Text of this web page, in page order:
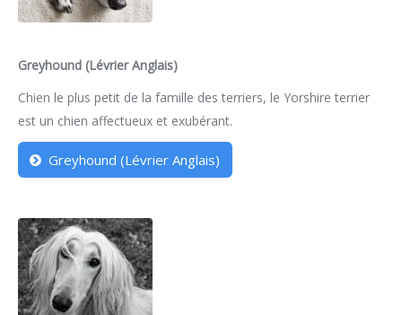
Greyhound (Lévrier Anglais)
Chien le plus petit de la famille des terriers, le Yorshire terrier
est un chien affectueux et exubérant.
Greyhound (Lévrier Anglais)